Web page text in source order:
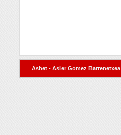
Ashet - Asier Gomez Barrenetxea